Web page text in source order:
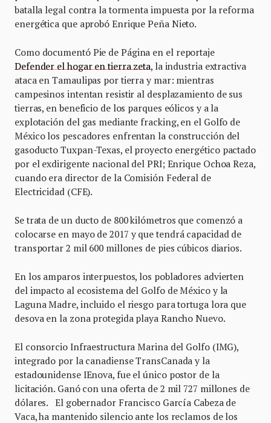
batalla legal contra la tormenta impuesta por la reforma
energética que aprobó Enrique Peña Nieto.
Como documentó Pie de Página en el reportaje
Defender el hogar en tierra zeta, la industria extractiva
ataca en Tamaulipas por tierra y mar: mientras
campesinos intentan resistir al desplazamiento de sus
tierras, en beneficio de los parques eólicos y a la
explotación del gas mediante fracking, en el Golfo de
México los pescadores enfrentan la construcción del
gasoducto Tuxpan-Texas, el proyecto energético pactado
por el exdirigente nacional del PRI; Enrique Ochoa Reza,
cuando era director de la Comisión Federal de
Electricidad (CFE).
Se trata de un ducto de 800 kilómetros que comenzó a
colocarse en mayo de 2017 y que tendrá capacidad de
transportar 2 mil 600 millones de pies cúbicos diarios.
En los amparos interpuestos, los pobladores advierten
del impacto al ecosistema del Golfo de México y la
Laguna Madre, incluido el riesgo para tortuga lora que
desova en la zona protegida playa Rancho Nuevo.
El consorcio Infraestructura Marina del Golfo (IMG),
integrado por la canadiense TransCanada y la
estadounidense IEnova, fue el único postor de la
licitación. Ganó con una oferta de 2 mil 727 millones de
dólares. El gobernador Francisco García Cabeza de
Vaca, ha mantenido silencio ante los reclamos de los